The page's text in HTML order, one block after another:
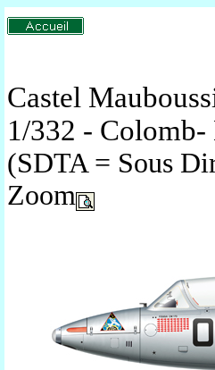
Castel
1/332 - Colomb-
(SDTA = Sous
Zoom